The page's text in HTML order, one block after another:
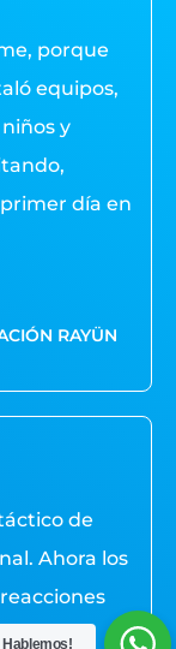
porque
equipos,
y
día en
RAYÜN
de
Ahora los
con
Hablemos!